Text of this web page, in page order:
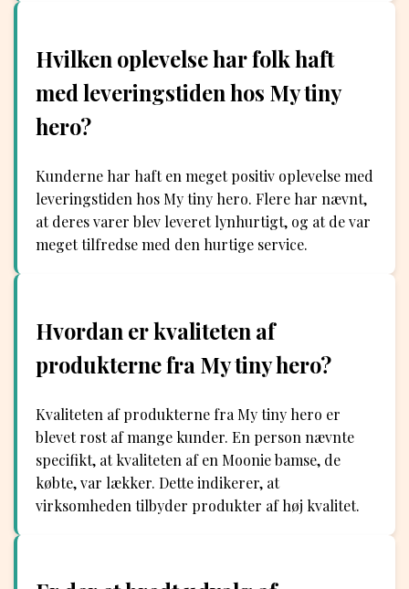
Hvilken oplevelse har folk haft
med leveringstiden hos My tiny
hero?
Kunderne har haft en meget positiv oplevelse med
leveringstiden hos My tiny hero. Flere har nævnt,
at deres varer blev leveret lynhurtigt, og at de var
meget tilfredse med den hurtige service.
Hvordan er kvaliteten af
produkterne fra My tiny hero?
Kvaliteten af produkterne fra My tiny hero er
blevet rost af mange kunder. En person nævnte
specifikt, at kvaliteten af en Moonie bamse, de
købte, var lækker. Dette indikerer, at
virksomheden tilbyder produkter af høj kvalitet.